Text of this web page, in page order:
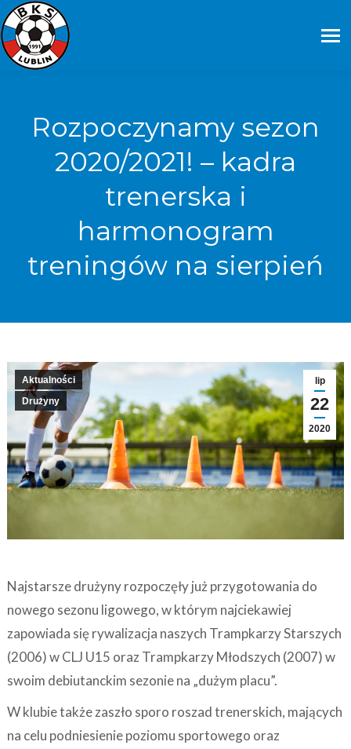
Rozpoczynamy sezon
2020/2021! – kadra
trenerska i
harmonogram
treningów na sierpień
lip
22
2020
Aktualności
Drużyny
Najstarsze drużyny rozpoczęły już przygotowania do
nowego sezonu ligowego, w którym najciekawiej
zapowiada się rywalizacja naszych Trampkarzy Starszych
(2006) w CLJ U15 oraz Trampkarzy Młodszych (2007) w
swoim debiutanckim sezonie na „dużym placu”.
W klubie także zaszło sporo roszad trenerskich, mających
na celu podniesienie poziomu sportowego oraz